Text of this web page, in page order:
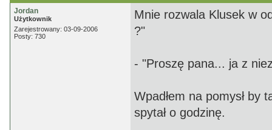
Jordan
Użytkownik
Zarejestrowany: 03-09-2006
Posty: 730
Mnie rozwala Klusek w
?"
- "Proszę pana... ja z
Wpadłem na pomysł by
spytał o godzinę.